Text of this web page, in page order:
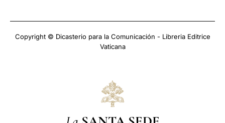
Copyright © Dicasterio para la Comunicación - Libreria Editrice
Vaticana